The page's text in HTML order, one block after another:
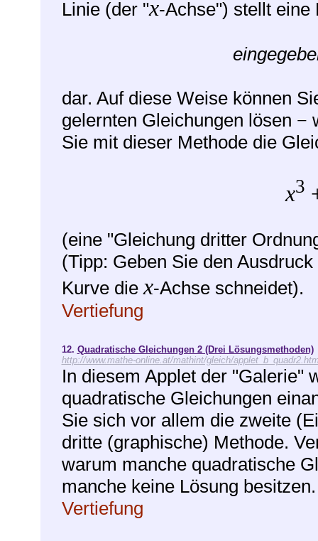
Linie (der "x-Achse") stellt eine
dar. Auf diese Weise können
gelernten Gleichungen lösen −
Sie mit dieser Methode die
x3
(eine "Gleichung dritter
(Tipp: Geben Sie den Ausdruck
Kurve diex-Achse schneidet).
Vertiefung
12. Quadratische Gleichungen 2 (Drei Lösungsmethoden)
http://www.mathe-online.at/mathint/gleich/
In diesem Applet der "Galerie"
quadratische Gleichungen
Sie sich vor allem die zweite
dritte (graphische) Methode.
warum manche quadratische
manche keine Lösung besitzen.
Vertiefung